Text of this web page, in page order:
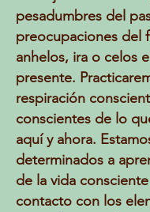
pesadumbres del
preocupaciones del
anhelos, ira o celos
presente.
respiración
conscientes de lo
aquí y ahora.
determinados a
de la vida
contacto con los